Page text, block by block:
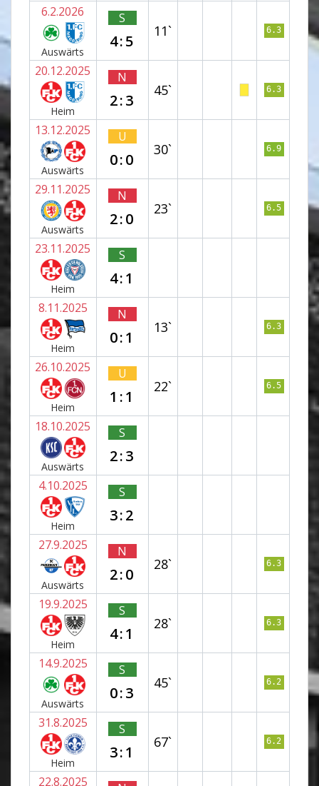
6.2.2026
Auswärts
S
4:5
11` 6.3
20.12.2025
Heim
N
2:3
45` 6.3
13.12.2025
Auswärts
U
0:0
30` 6.9
29.11.2025
Auswärts
N
2:0
23` 6.5
23.11.2025
Heim
S
4:1
8.11.2025
Heim
N
0:1
13` 6.3
26.10.2025
Heim
U
1:1
22` 6.5
18.10.2025
Auswärts
S
2:3
4.10.2025
Heim
S
3:2
27.9.2025
Auswärts
N
2:0
28` 6.3
19.9.2025
Heim
S
4:1
28` 6.3
14.9.2025
Auswärts
S
0:3
45` 6.2
31.8.2025
Heim
S
3:1
67` 6.2
22.8.2025